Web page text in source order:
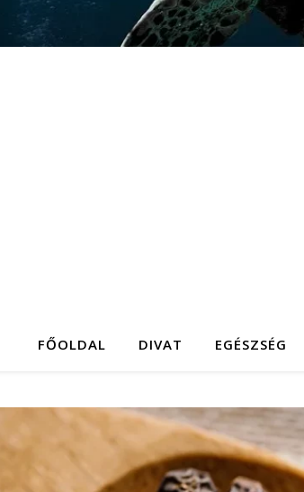
FŐOLDAL DIVAT EGÉSZSÉG